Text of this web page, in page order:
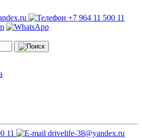
+7 964 11 500 11
11 drivelife-38@yandex.ru